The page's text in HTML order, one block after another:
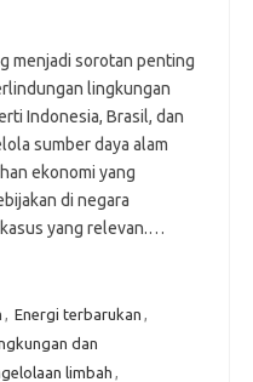
menjadi sorotan penting
lingkungan
Indonesia, Brasil, dan
sumber daya alam
ekonomi yang
di negara
yang relevan.…
, Energi terbarukan ,
dan
limbah ,